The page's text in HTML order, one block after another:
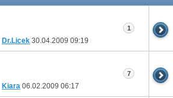
Dr.Licek 30.04.2009 09:19
1
Kiara 06.02.2009 06:17
7